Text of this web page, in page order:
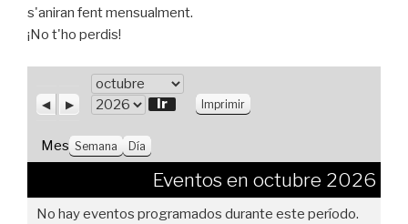
s'aniran fent mensualment.
¡No t'ho perdis!
A
n
e
r
o
r
S
i
g
u
i
n
t
M
eA
o
Imprimir V
i
a
s
Mes Semana Día
Eventos en octubre 2026
No hay eventos programados durante este período.